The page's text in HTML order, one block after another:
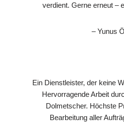
verdient. Gerne erneut –
– Yunus Ö
Ein Dienstleister, der keine
Hervorragende Arbeit
Dolmetscher. Höchste
Bearbeitung aller